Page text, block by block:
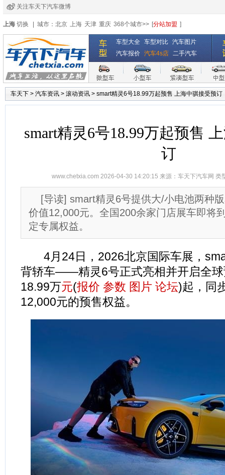
关注车天下汽车微博
经销商登录
注册 全国4s店
上海 切换 城市： 北京 上海 天津 重庆 368个城市>> [分站加盟 ]
车型大全 车型对比 汽车图片
汽车报价 汽车4s店 二手汽车
车天下 > 汽车资讯 > 滚动资讯 > smart精灵6号18.99万起预售 上海中骐接受预订
smart精灵6号18.99万起预售
订
www.chetxia.com 2026-04-30 14:20:15 来源： 车天下汽车网 类
[导读] smart精灵6号提供大/小电池两种
价值12,000元。全国200余家门店展车即将
定专属权益。
4月24日，2026北京国际车展，
背轿车——精灵6号正式亮相并开启全球
18.99万元(报价 参数 图片 论坛)起，同
12,000元的预售权益。